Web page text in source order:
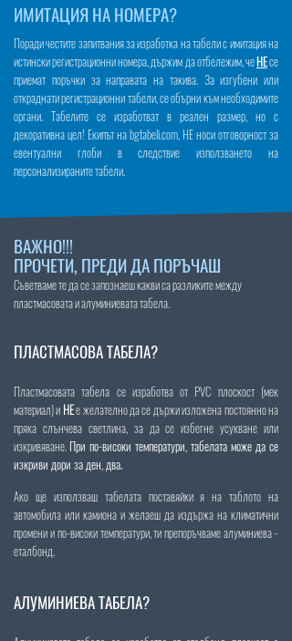
ИМИТАЦИЯ НА НОМЕРА?
Поради честите запитвания за изработка на табели с имитация на
истински регистрационни номера, държим да отбележим, чеНЕсе
приемат поръчки за направата на такива. За изгубени или
откраднати регистрационни табели, се обърни към необходимите
органи. Табелите се изработват в реален размер, но с
декоративна цел! Екипът на bgtabeli.com, НЕ носи отговорност за
евентуални глоби в следствие използването на
персонализираните табели.
ВАЖНО!!!
ПРОЧЕТИ, ПРЕДИ ДА ПОРЪЧАШ
Съветваме те да се запознаеш каквиса разликите между
пластмасовата и алуминиевата табела.
ПЛАСТМАСОВА ТАБЕЛА?
Пластмасовата табела се изработва от PVC плоскост (мек
материал) и НЕе желателно да се държи изложена постоянно на
пряка слънчева светлина, за да се избегне усукване или
изкривяване. При по-високи температури, табелата може да се
изкриви дори за ден, два.
Ако ще използваш табелата поставяйки я на таблото на
автомобила или камиона и желаеш да издържа на климатични
промени и по-високи температури, ти препоръчваме алуминиева -
еталбонд.
АЛУМИНИЕВА ТАБЕЛА?